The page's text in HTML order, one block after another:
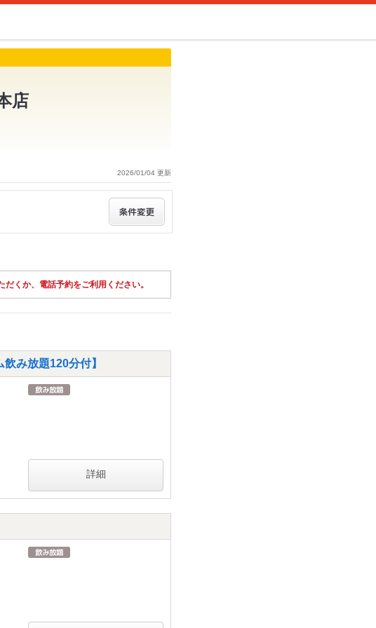
店
2026/01/04 更新
くか、電話予約をご利用ください。
み放題120分付】
詳細